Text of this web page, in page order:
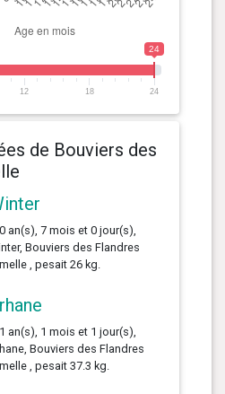
24
12 18 24
de Bouviers des
an(s), 7 mois et 0 jour(s),
Bouviers des Flandres
, pesait 26 kg.
an(s), 1 mois et 1 jour(s),
Bouviers des Flandres
, pesait 37.3 kg.